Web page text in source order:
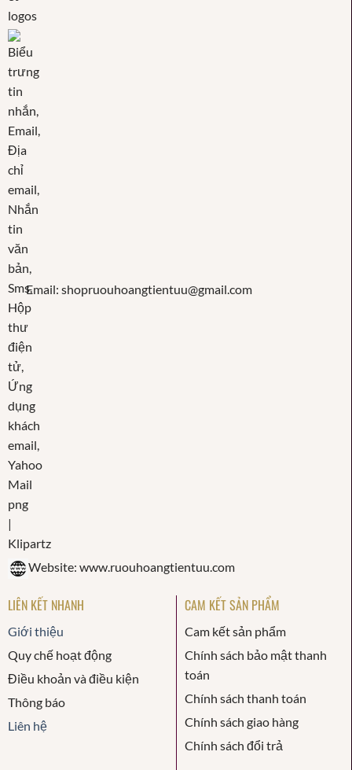
Email: shopruouhoangtientuu@gmail.com
Website: www.ruouhoangtientuu.com
LIÊN KẾT NHANH
Giới thiệu
Quy chế hoạt động
Điều khoản và điều kiện
Thông báo
Liên hệ
CAM KẾT SẢN PHẨM
Cam kết sản phẩm
Chính sách bảo mật thanh
toán
Chính sách thanh toán
Chính sách giao hàng
Chính sách đổi trả